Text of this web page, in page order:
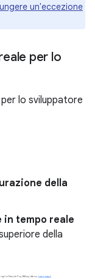
un'eccezione
per lo
lo sviluppatore
della
in tempo reale
della